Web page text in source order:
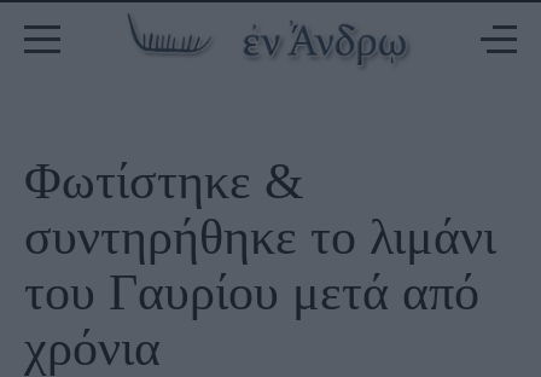
Φωτίστηκε &
συντηρήθηκε το λιμάνι
του Γαυρίου μετά από
χρόνια